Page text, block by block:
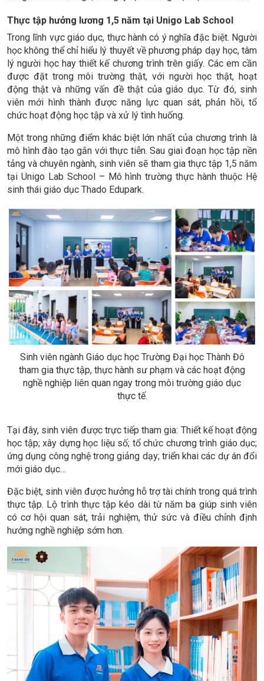
Thực tập hưởng lương 1,5 năm tại Unigo Lab School
Trong lĩnh vực giáo dục, thực hành có ý nghĩa đặc biệt. Người
học không thể chỉ hiểu lý thuyết về phương pháp dạy học, tâm
lý người học hay thiết kế chương trình trên giấy. Các em cần
được đặt trong môi trường thật, với người học thật, hoạt
động thật và những vấn đề thật của giáo dục. Từ đó, sinh
viên mới hình thành được năng lực quan sát, phản hồi, tổ
chức hoạt động học tập và xử lý tình huống.
Một trong những điểm khác biệt lớn nhất của chương trình là
mô hình đào tạo gắn với thực tiễn. Sau giai đoạn học tập nền
tảng và chuyên ngành, sinh viên sẽ tham gia thực tập 1,5 năm
tại Unigo Lab School – Mô hình trường thực hành thuộc Hệ
sinh thái giáo dục Thado Edupark.
Sinh viên ngành Giáo dục học Trường Đại học Thành Đô
tham gia thực tập, thực hành sư phạm và các hoạt động
nghề nghiệp liên quan ngay trong môi trường giáo dục
thực tế.
Tại đây, sinh viên được trực tiếp tham gia: Thiết kế hoạt động
học tập; xây dựng học liệu số; tổ chức chương trình giáo dục;
ứng dụng công nghệ trong giảng dạy; triển khai các dự án đổi
mới giáo dục…
Đặc biệt, sinh viên được hưởng hỗ trợ tài chính trong quá trình
thực tập. Lộ trình thực tập kéo dài từ năm ba giúp sinh viên
có cơ hội quan sát, trải nghiệm, thử sức và điều chỉnh định
hướng nghề nghiệp sớm hơn.